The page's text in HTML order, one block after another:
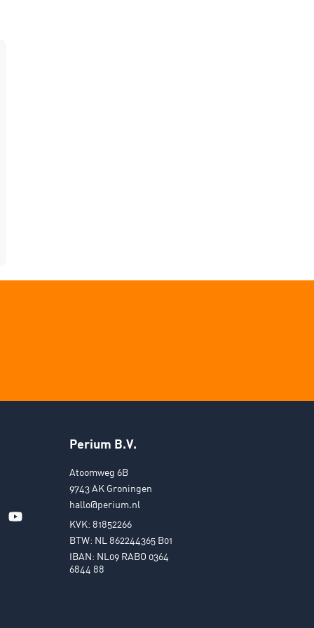
Perium B.V.
Atoomweg 6B
9743 AK Groningen
hallo@perium.nl
KVK: 81852266
BTW: NL 862244365 B01
IBAN: NL09 RABO 0364
6844 88